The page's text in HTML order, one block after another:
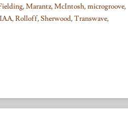
,Marantz,McIntosh,microgroove,
,Rolloff,Sherwood,Transwave,